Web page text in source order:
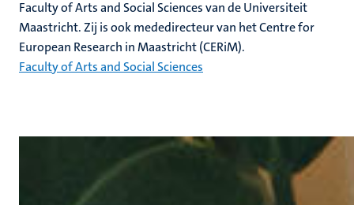
Faculty of Arts and Social Sciences van de Universiteit
Maastricht. Zij is ook mededirecteur van het Centre for
European Research in Maastricht (CERiM).
Faculty of Arts and Social Sciences